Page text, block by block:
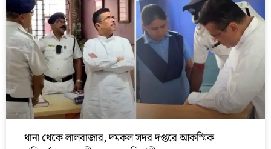
থানা থেকে লালবাজার, দমকল সদর দপ্তরে আকস্মিক